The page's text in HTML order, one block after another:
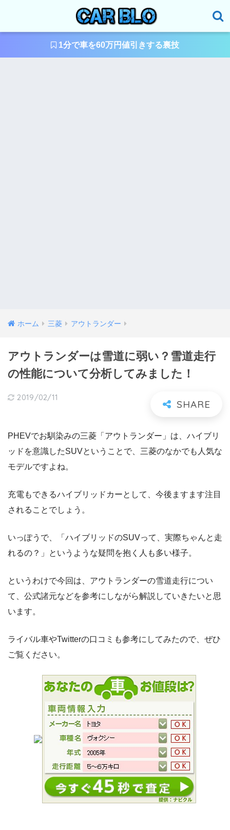
1分で車を60万円値引きする裏技
ホーム 三菱 アウトランダー
アウトランダーは雪道に弱い？雪道走行
の性能について分析してみました！
2019/02/11
PHEVでお馴染みの三菱「アウトランダー」は、ハイブリ
ッドを意識したSUVということで、三菱のなかでも人気な
モデルですよね。
充電もできるハイブリッドカーとして、今後ますます注目
されることでしょう。
いっぽうで、「ハイブリッドのSUVって、実際ちゃんと走
れるの？」というような疑問を抱く人も多い様子。
というわけで今回は、アウトランダーの雪道走行につい
て、公式諸元などを参考にしながら解説していきたいと思
います。
ライバル車やTwitterの口コミも参考にしてみたので、ぜひ
ご覧ください。